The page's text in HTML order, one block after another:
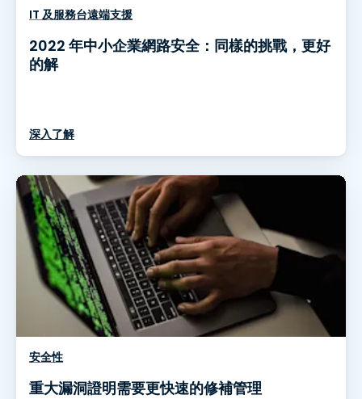
IT 及服務台遠端支援
2022 年中小企業網路安全：同樣的挑戰，更好
的解
深入了解
安全性
重大漏洞證明需要更快速的修補管理